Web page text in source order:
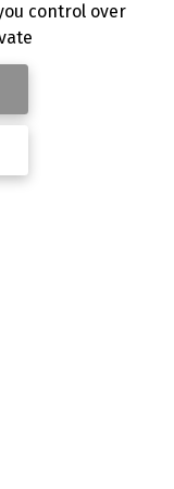
control over